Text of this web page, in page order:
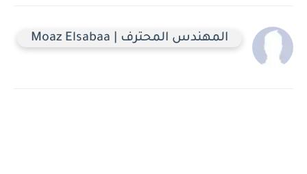
المهندس المحترف | Moaz Elsabaa